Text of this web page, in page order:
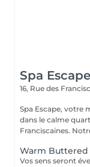
Spa Escape
16, Rue des
Spa Escape, votre
dans le calme
Franciscaines.
Warm Buttered